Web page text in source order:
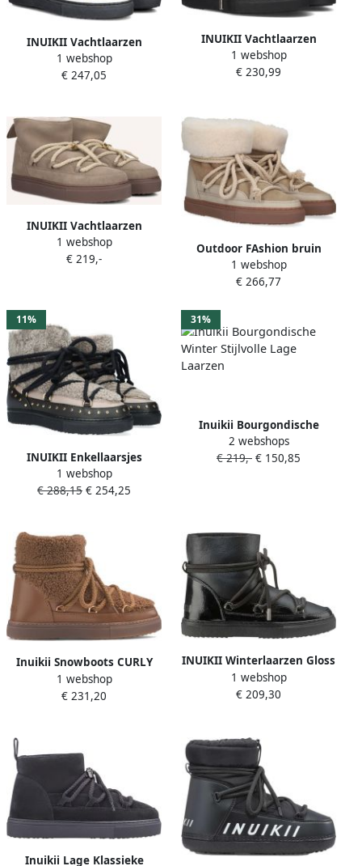
INUIKII Vachtlaarzen
Dames Curly Rock Maat: 37
Materiaal: Lakleer Kleur:
1 webshop
€ 247,05
INUIKII Vachtlaarzen
Dames Full Leather Maat:
36 Materiaal: Leer Kleur:
1 webshop
€ 230,99
INUIKII Vachtlaarzen
Dames Classic Low Maat: 36
Materiaal: Suède Kleur:
1 webshop
€ 219,-
Outdoor FAshion bruin
Tinten Outdoor FAshion
gorpcore bruin Tinten
Vachtlaarzen Warme
Laarzen Dames Taupe
1 webshop
€ 266,77
11%
INUIKII Enkellaarsjes
Dames Outdoor Snowboots
Damesschoenen Leer Curly
1 webshop
€ 288,15 € 254,25
31%
Inuikii Bourgondische
Winter Stijlvolle Lage
Laarzen
2 webshops
€ 219,- € 150,85
Inuikii Snowboots CURLY
1 webshop
€ 231,20
INUIKII Winterlaarzen Gloss
in zwart
1 webshop
€ 209,30
Inuikii Lage Klassieke